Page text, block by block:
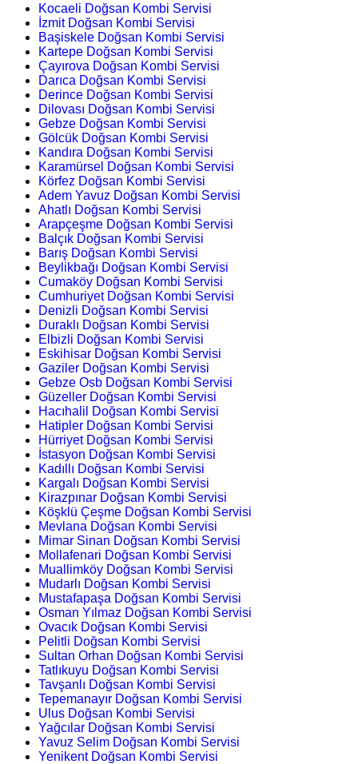
Kocaeli Doğsan Kombi Servisi
İzmit Doğsan Kombi Servisi
Başiskele Doğsan Kombi Servisi
Kartepe Doğsan Kombi Servisi
Çayırova Doğsan Kombi Servisi
Darıca Doğsan Kombi Servisi
Derince Doğsan Kombi Servisi
Dilovası Doğsan Kombi Servisi
Gebze Doğsan Kombi Servisi
Gölcük Doğsan Kombi Servisi
Kandıra Doğsan Kombi Servisi
Karamürsel Doğsan Kombi Servisi
Körfez Doğsan Kombi Servisi
Adem Yavuz Doğsan Kombi Servisi
Ahatlı Doğsan Kombi Servisi
Arapçeşme Doğsan Kombi Servisi
Balçık Doğsan Kombi Servisi
Barış Doğsan Kombi Servisi
Beylikbağı Doğsan Kombi Servisi
Cumaköy Doğsan Kombi Servisi
Cumhuriyet Doğsan Kombi Servisi
Denizli Doğsan Kombi Servisi
Duraklı Doğsan Kombi Servisi
Elbizli Doğsan Kombi Servisi
Eskihisar Doğsan Kombi Servisi
Gaziler Doğsan Kombi Servisi
Gebze Osb Doğsan Kombi Servisi
Güzeller Doğsan Kombi Servisi
Hacıhalil Doğsan Kombi Servisi
Hatipler Doğsan Kombi Servisi
Hürriyet Doğsan Kombi Servisi
İstasyon Doğsan Kombi Servisi
Kadıllı Doğsan Kombi Servisi
Kargalı Doğsan Kombi Servisi
Kirazpınar Doğsan Kombi Servisi
Köşklü Çeşme Doğsan Kombi Servisi
Mevlana Doğsan Kombi Servisi
Mimar Sinan Doğsan Kombi Servisi
Mollafenari Doğsan Kombi Servisi
Muallimköy Doğsan Kombi Servisi
Mudarlı Doğsan Kombi Servisi
Mustafapaşa Doğsan Kombi Servisi
Osman Yılmaz Doğsan Kombi Servisi
Ovacık Doğsan Kombi Servisi
Pelitli Doğsan Kombi Servisi
Sultan Orhan Doğsan Kombi Servisi
Tatlıkuyu Doğsan Kombi Servisi
Tavşanlı Doğsan Kombi Servisi
Tepemanayır Doğsan Kombi Servisi
Ulus Doğsan Kombi Servisi
Yağcılar Doğsan Kombi Servisi
Yavuz Selim Doğsan Kombi Servisi
Yenikent Doğsan Kombi Servisi